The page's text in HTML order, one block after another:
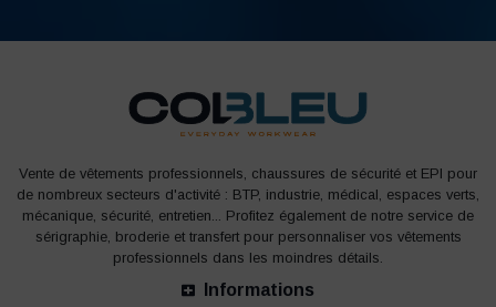
Vente de vêtements professionnels, chaussures de sécurité et EPI pour
de nombreux secteurs d'activité : BTP, industrie, médical, espaces verts,
mécanique, sécurité, entretien... Profitez également de notre service de
sérigraphie, broderie et transfert pour personnaliser vos vêtements
professionnels dans les moindres détails.
Informations